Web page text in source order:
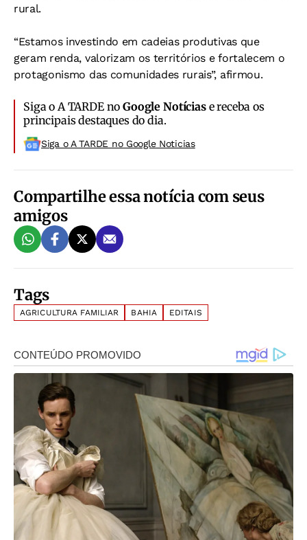
rural.
“Estamos investindo em cadeias produtivas que
geram renda, valorizam os territórios e fortalecem o
protagonismo das comunidades rurais”, afirmou.
Siga o A TARDE noGoogle Notíciase receba os
principais destaques do dia.
Siga o A TARDE no Google Noticias
Compartilhe essa notícia com seus
amigos
Tags
AGRICULTURA FAMILIAR BAHIA EDITAIS